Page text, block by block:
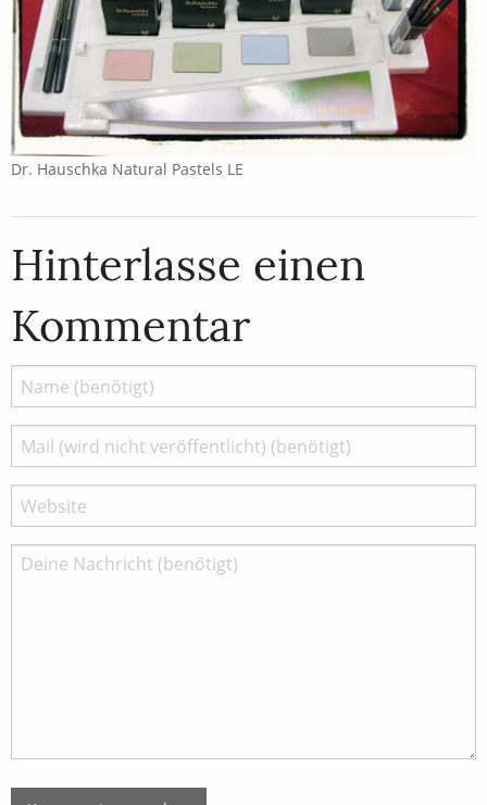
Dr. Hauschka Natural Pastels LE
Hinterlasse einen
Kommentar